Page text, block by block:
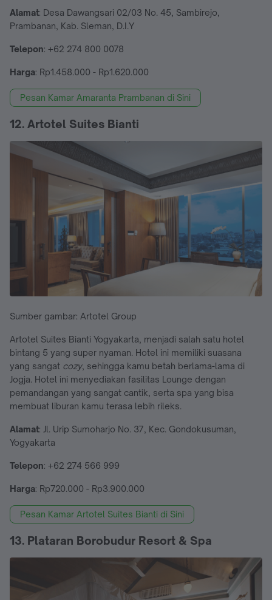
Alamat: Desa Dawangsari 02/03 No. 45, Sambirejo,
Prambanan, Kab. Sleman, D.I.Y
Telepon: +62 274 800 0078
Harga: Rp1.458.000 - Rp1.620.000
Pesan Kamar Amaranta Prambanan di Sini
12. Artotel Suites Bianti
Sumber gambar: Artotel Group
Artotel Suites Bianti Yogyakarta, menjadi salah satu hotel
bintang 5 yang super nyaman. Hotel ini memiliki suasana
yang sangat cozy, sehingga kamu betah berlama-lama di
Jogja. Hotel ini menyediakan fasilitas Lounge dengan
pemandangan yang sangat cantik, serta spa yang bisa
membuat liburan kamu terasa lebih rileks.
Alamat: Jl. Urip Sumoharjo No. 37, Kec. Gondokusuman,
Yogyakarta
Telepon: +62 274 566 999
Harga: Rp720.000 - Rp3.900.000
Pesan Kamar Artotel Suites Bianti di Sini
13. Plataran Borobudur Resort & Spa